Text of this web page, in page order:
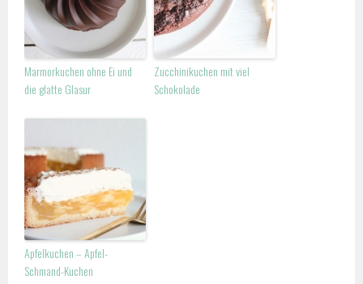
Marmorkuchen ohne Ei und
die glatte Glasur
Zucchinikuchen mit viel
Schokolade
Apfelkuchen – Apfel-
Schmand-Kuchen